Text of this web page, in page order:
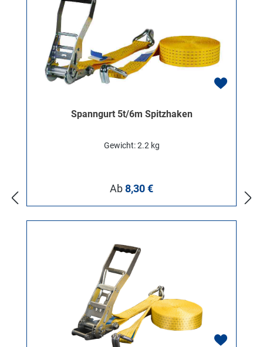
Spanngurt 5t/6m Spitzhaken
Gewicht: 2.2 kg
Regulärer Preis:
Ab8,30 €